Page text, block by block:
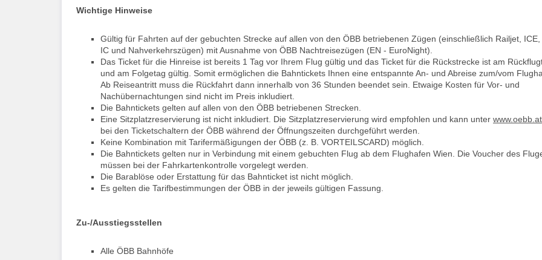
Wichtige Hinweise
Gültig für Fahrten auf der gebuchten Strecke auf allen von den ÖBB betriebenen Zügen (einschließlich Railjet, ICE,
IC und Nahverkehrszügen) mit Ausnahme von ÖBB Nachtreisezügen (EN - EuroNight).
Das Ticket für die Hinreise ist bereits 1 Tag vor Ihrem Flug gültig und das Ticket für die Rückstrecke ist am
und am Folgetag gültig. Somit ermöglichen die Bahntickets Ihnen eine entspannte An- und Abreise zum/vom
Ab Reiseantritt muss die Rückfahrt dann innerhalb von 36 Stunden beendet sein. Etwaige Kosten für Vor- und
Nachübernachtungen sind nicht im Preis inkludiert.
Die Bahntickets gelten auf allen von den ÖBB betriebenen Strecken.
Eine Sitzplatzreservierung ist nicht inkludiert. Die Sitzplatzreservierung wird empfohlen und kann unter www.oebb.at
bei den Ticketschaltern der ÖBB während der Öffnungszeiten durchgeführt werden.
Keine Kombination mit Tarifermäßigungen der ÖBB (z. B. VORTEILSCARD) möglich.
Die Bahntickets gelten nur in Verbindung mit einem gebuchten Flug ab dem Flughafen Wien. Die Voucher des
müssen bei der Fahrkartenkontrolle vorgelegt werden.
Die Barablöse oder Erstattung für das Bahnticket ist nicht möglich.
Es gelten die Tarifbestimmungen der ÖBB in der jeweils gültigen Fassung.
Zu-/Ausstiegsstellen
Alle ÖBB Bahnhöfe